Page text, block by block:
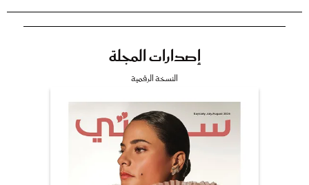
إصدارات المجلة
النسخة الرقمية
جمال
صحة ورشاقة